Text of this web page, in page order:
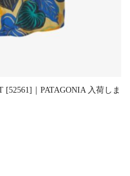
[52561]｜PATAGONIA 入荷しま